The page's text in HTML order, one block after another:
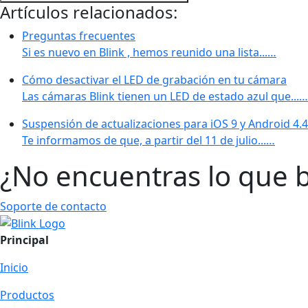
Artículos relacionados:
Preguntas frecuentes
Si es nuevo en Blink , hemos reunido una lista...…
Cómo desactivar el LED de grabación en tu cámara
Las cámaras Blink tienen un LED de estado azul que...…
Suspensión de actualizaciones para iOS 9 y Android 4.4
Te informamos de que, a partir del 11 de julio...…
¿No encuentras lo que
Soporte de contacto
Principal
Inicio
Productos